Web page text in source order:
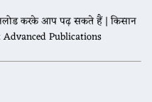
करके आप पढ़ सकते हैं | किसान
Advanced Publications